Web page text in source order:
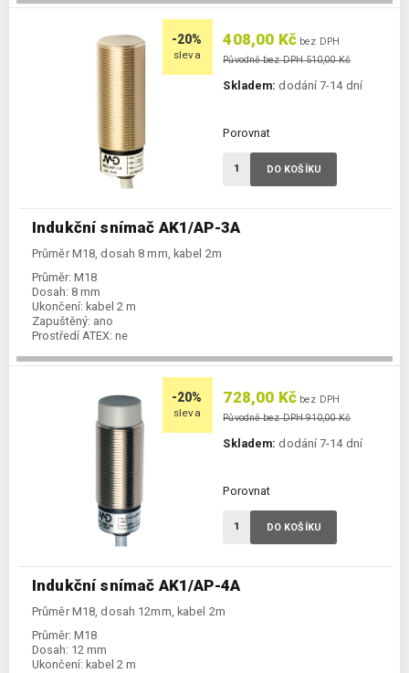
-20%
sleva
Indukční snímač AK1/AP-3A
Průměr M18, dosah 8 mm, kabel 2m
Průměr: M18
Dosah: 8 mm
Ukončení: kabel 2 m
Zapuštěný: ano
Prostředí ATEX: ne
408,00 Kč bez DPH
Původně bez DPH 510,00 Kč
Skladem: dodání 7-14 dní
Porovnat
DO KOŠÍKU
-20%
sleva
Indukční snímač AK1/AP-4A
Průměr M18, dosah 12mm, kabel 2m
Průměr: M18
Dosah: 12 mm
Ukončení: kabel 2 m
728,00 Kč bez DPH
Původně bez DPH 910,00 Kč
Skladem: dodání 7-14 dní
Porovnat
DO KOŠÍKU